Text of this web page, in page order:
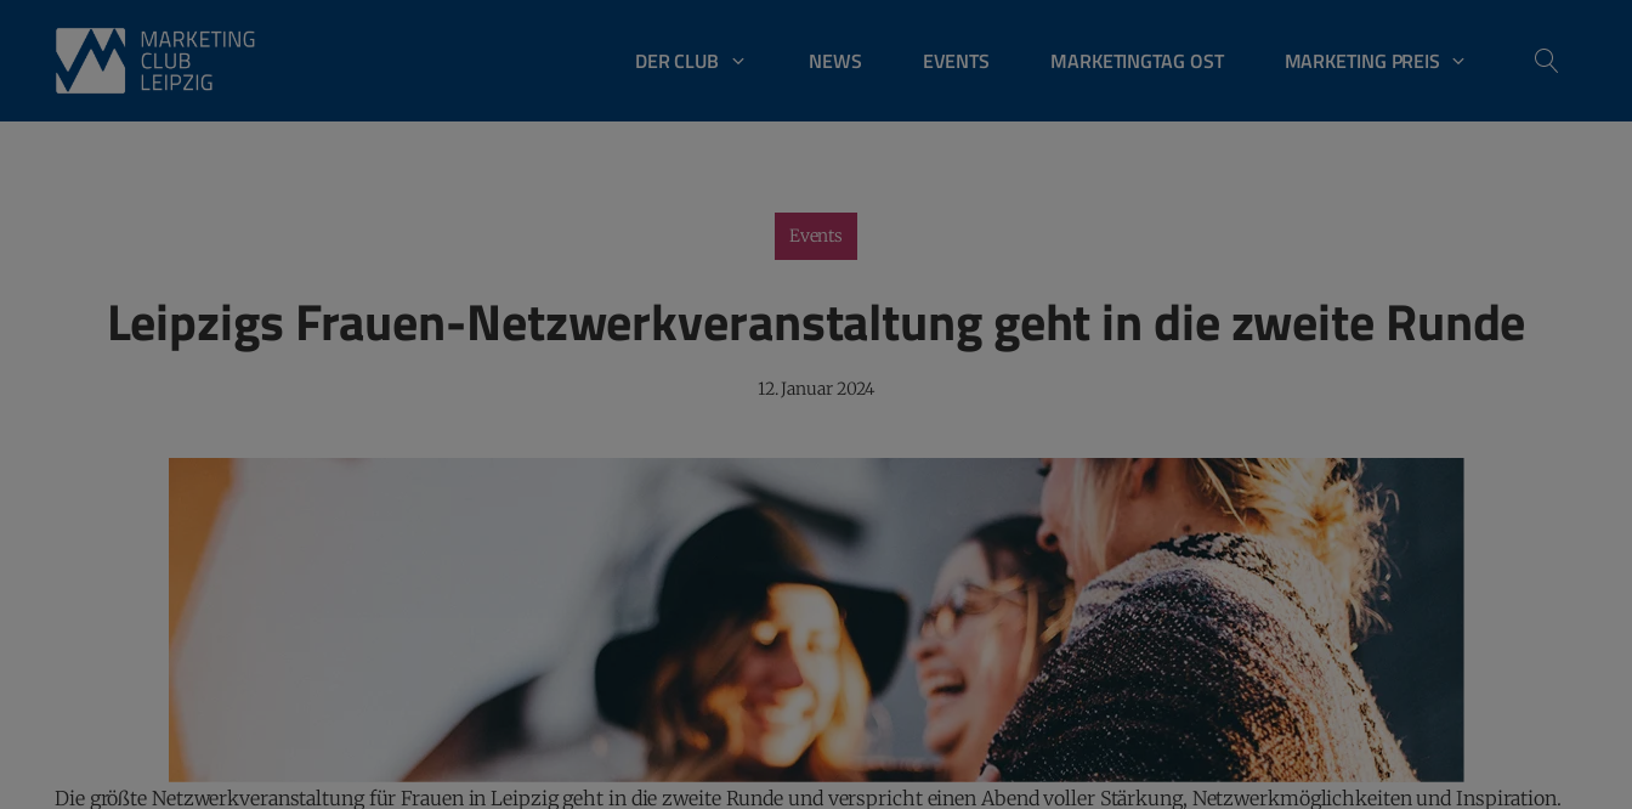
DER CLUB NEWS EVENTS MARKETINGTAG OST MARKETING PREIS
Events
Leipzigs Frauen-Netzwerkveranstaltung geht in die zweite Runde
12. Januar 2024
Die größte Netzwerkveranstaltung für Frauen in Leipzig geht in die zweite Runde und verspricht einen Abend voller Stärkung, Netzwerkmöglichkeiten und Inspiration.